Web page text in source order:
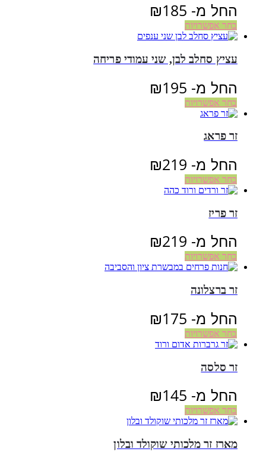
החל מ- ₪185
בחר אפשרויות
עציץ סחלב לבן, שני עמודי פריחה
החל מ- ₪195
בחר אפשרויות
זר פראג
החל מ- ₪219
בחר אפשרויות
זר פריז
החל מ- ₪219
בחר אפשרויות
זר ברצלונה
החל מ- ₪175
בחר אפשרויות
זר סלסה
החל מ- ₪145
בחר אפשרויות
מארז זר מלכותי שוקולד ובלון